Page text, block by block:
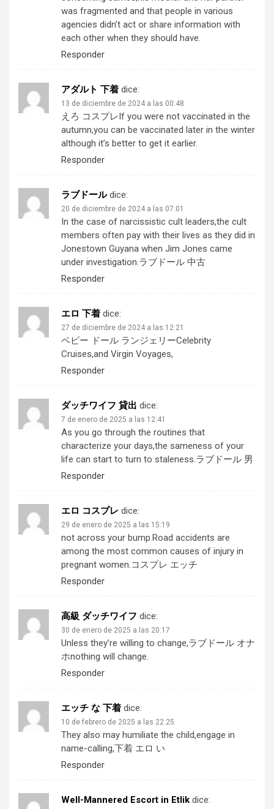
was fragmented and that people in various
agencies didn’t act or share information with
each other when they should have.
Responder
アダルト 下着 dice:
13 de diciembre de 2024 a las 00:48
えろ コスプレIf you were not vaccinated in the
autumn,you can be vaccinated later in the winter
although it’s better to get it earlier.
Responder
ラブドール dice:
20 de diciembre de 2024 a las 07:01
In the case of narcissistic cult leaders,the cult
members often pay with their lives as they did in
Jonestown Guyana when Jim Jones came
under investigation.ラブドール 中古
Responder
エロ 下着 dice:
27 de diciembre de 2024 a las 12:21
ベビー ドール ランジェリーCelebrity
Cruises,and Virgin Voyages,
Responder
ダッチワイフ 貸出 dice:
7 de enero de 2025 a las 12:41
As you go through the routines that
characterize your days,the sameness of your
life can start to turn to staleness.ラブドール 男
Responder
エロ コスプレ dice:
29 de enero de 2025 a las 15:19
not across your bump.Road accidents are
among the most common causes of injury in
pregnant women.コスプレ エッチ
Responder
高級 ダッチワイフ dice:
30 de enero de 2025 a las 20:17
Unless they’re willing to change,ラブドール オナ
ホnothing will change.
Responder
エッチ な 下着 dice:
10 de febrero de 2025 a las 22:25
They also may humiliate the child,engage in
name-calling,下着 エロ い
Responder
Well-Mannered Escort in Etlik dice: